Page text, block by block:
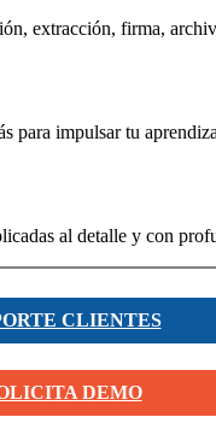
extracción, firma,
para impulsar tu
al detalle y con
CLIENTES
DEMO